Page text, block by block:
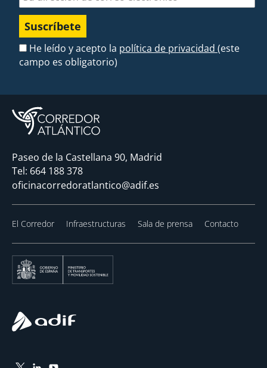
He leído y acepto la política de privacidad (este
campo es obligatorio)
Paseo de la Castellana 90, Madrid
Tel: 664 188 378
oficinacorredoratlantico@adif.es
El Corredor Infraestructuras Sala de prensa Contacto